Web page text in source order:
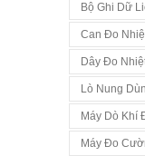
Bộ Ghi Dữ
Can Đo
Dây Đo
Lò Nung
Máy Dò Khí
Máy Đo